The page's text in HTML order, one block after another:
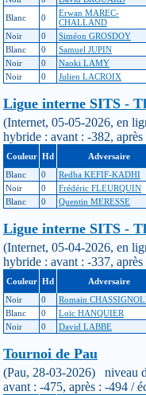
Blanc
0
Erwan MAREC-
CHALLAND
Noir
0 Siméon GROSDOY
Blanc
0 Samuel JUPIN
Noir
0 Naoki LAMY
Noir
0 Julien LACROIX
Ligue interne SITS -
(Internet, 05-05-2026, en
hybride : avant : -382,
Couleur Hd Adversaire
Blanc
0 Redha KEFIF-KADHI
Noir
0 Frédéric FLEURQUIN
Blanc
0 Quentin MERESSE
Ligue interne SITS -
(Internet, 05-04-2026, en
hybride : avant : -337,
Couleur Hd Adversaire
Noir
0 Romain
Blanc
0 Loïc HANQUIER
Noir
0 David LABBE
Tournoi de Pau
(Pau, 28-03-2026) niveau
avant : -475, après : -494 /